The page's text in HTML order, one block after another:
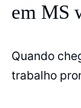
em MS
Quando
trabalho